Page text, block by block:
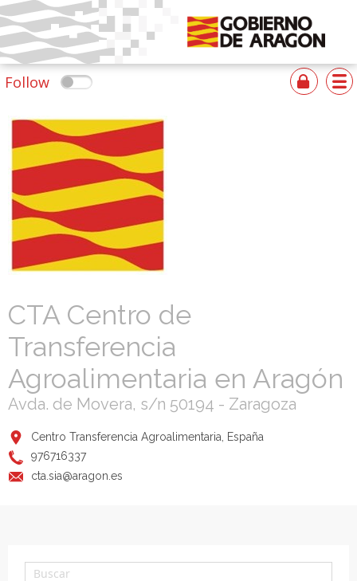
Follow
CTA Centro de
Transferencia
Agroalimentaria en Aragón
Avda. de Movera, s/n 50194 - Zaragoza
Centro Transferencia Agroalimentaria, España
976716337
cta.sia@aragon.es